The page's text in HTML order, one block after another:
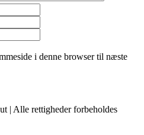
i denne browser til næste
| Alle rettigheder forbeholdes